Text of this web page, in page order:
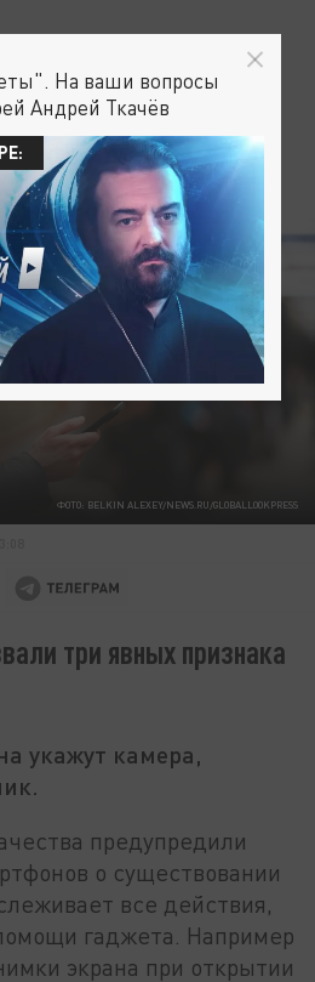
ФОТО: BELKIN ALEXEY/NEWS.RU/GLOBALLOOKPRESS
три явных признака
укажут камера,
предупредили
о существовании
все действия,
гаджета. Например
экрана при открытии
На ваши вопросы
Андрей Ткачёв